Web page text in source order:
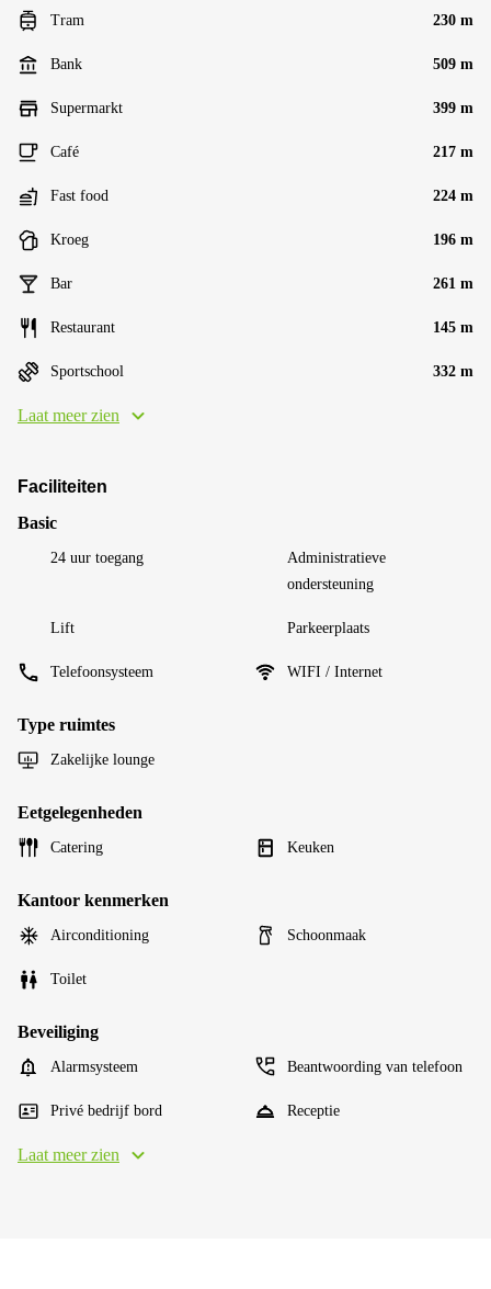
Tram 230 m
Bank 509 m
Supermarkt 399 m
Café 217 m
Fast food 224 m
Kroeg 196 m
Bar 261 m
Restaurant 145 m
Sportschool 332 m
Laat meer zien
Faciliteiten
Basic
24 uur toegang
Administratieve
ondersteuning
Lift Parkeerplaats
Telefoonsysteem WIFI / Internet
Type ruimtes
Zakelijke lounge
Eetgelegenheden
Catering Keuken
Kantoor kenmerken
Airconditioning Schoonmaak
Toilet
Beveiliging
Alarmsysteem Beantwoording van telefoon
Privé bedrijf bord Receptie
Laat meer zien